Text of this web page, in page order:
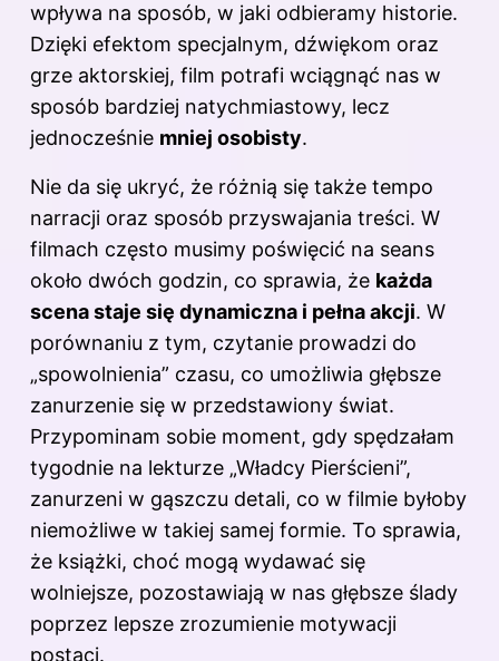
wpływa na sposób, w jaki odbieramy historie.
Dzięki efektom specjalnym, dźwiękom oraz
grze aktorskiej, film potrafi wciągnąć nas w
sposób bardziej natychmiastowy, lecz
jednocześnie mniej osobisty.
Nie da się ukryć, że różnią się także tempo
narracji oraz sposób przyswajania treści. W
filmach często musimy poświęcić na seans
około dwóch godzin, co sprawia, że każda
scena staje się dynamiczna i pełna akcji. W
porównaniu z tym, czytanie prowadzi do
„spowolnienia” czasu, co umożliwia głębsze
zanurzenie się w przedstawiony świat.
Przypominam sobie moment, gdy spędzałam
tygodnie na lekturze „Władcy Pierścieni”,
zanurzeni w gąszczu detali, co w filmie byłoby
niemożliwe w takiej samej formie. To sprawia,
że książki, choć mogą wydawać się
wolniejsze, pozostawiają w nas głębsze ślady
poprzez lepsze zrozumienie motywacji
postaci.